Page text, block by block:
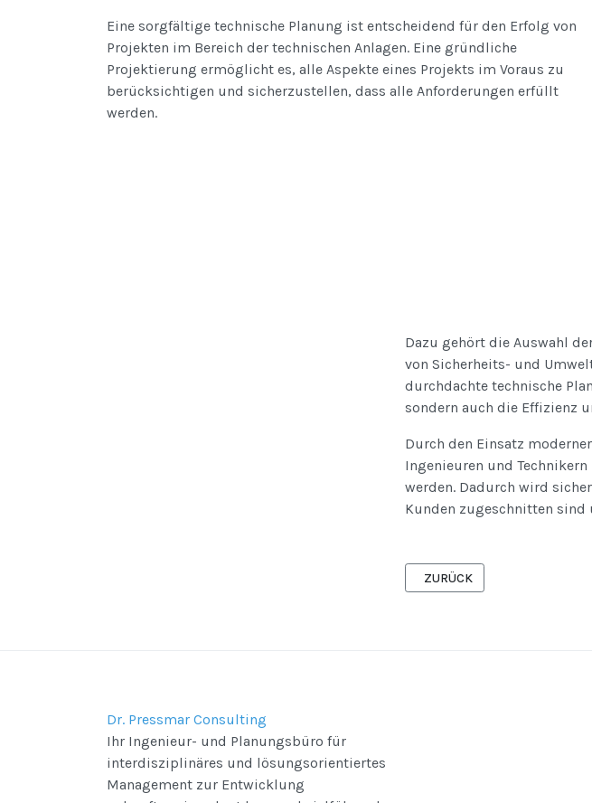
Eine sorgfältige technische Planung ist entscheidend für den Erfolg von
Projekten im Bereich der technischen Anlagen. Eine gründliche
Projektierung ermöglicht es, alle Aspekte eines Projekts im Voraus zu
berücksichtigen und sicherzustellen, dass alle Anforderungen erfüllt
werden.
Dazu gehört die Auswahl
von Sicherheits- und
durchdachte technische
sondern auch die Effizienz
Durch den Einsatz
Ingenieuren und
werden. Dadurch wird
Kunden zugeschnitten
VORHERIGER BEITRAG:
ZURÜCK
Dr. Pressmar Consulting
Ihr Ingenieur- und Planungsbüro für
interdisziplinäres und lösungsorientiertes
Management zur Entwicklung